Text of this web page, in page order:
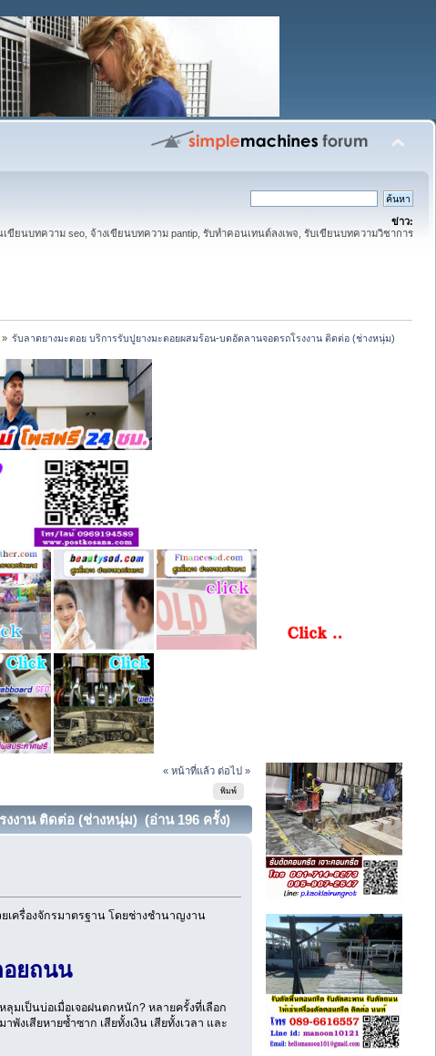
ข่าว:
ขียนบทความ seo, จ้างเขียนบทความ pantip, รับทำคอนเทนต์ลงเพจ, รับเขียนบทความวิชาการ
รับลาดยางมะตอย บริการรับปูยางมะตอยผสมร้อน-บดอัดลานจอดรถโรงงาน ติดต่อ (ช่างหนุ่ม)
« หน้าที่แล้ว ต่อไป »
พิมพ์
งาน ติดต่อ (ช่างหนุ่ม) (อ่าน 196 ครั้ง)
ครื่องจักรมาตรฐาน โดยช่างชำนาญงาน
อยถนน
มเป็นบ่อเมื่อเจอฝนตกหนัก? หลายครั้งที่เลือก
งเสียหายซ้ำซาก เสียทั้งเงิน เสียทั้งเวลา และ